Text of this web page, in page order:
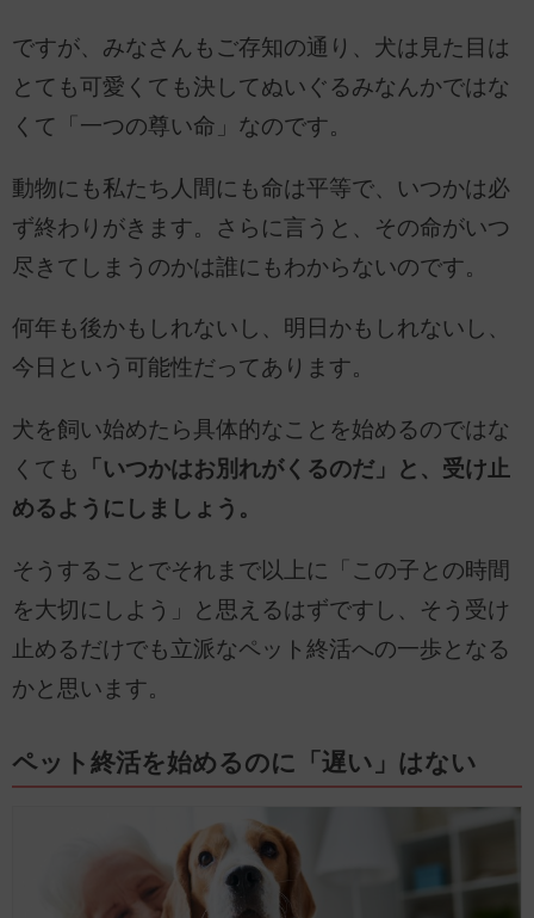
ですが、みなさんもご存知の通り、犬は見た目は
とても可愛くても決してぬいぐるみなんかではな
くて「一つの尊い命」なのです。
動物にも私たち人間にも命は平等で、いつかは必
ず終わりがきます。さらに言うと、その命がいつ
尽きてしまうのかは誰にもわからないのです。
何年も後かもしれないし、明日かもしれないし、
今日という可能性だってあります。
犬を飼い始めたら具体的なことを始めるのではな
くても
「いつかはお別れがくるのだ」と、受け止
めるようにしましょう。
そうすることでそれまで以上に「この子との時間
を大切にしよう」と思えるはずですし、そう受け
止めるだけでも立派なペット終活への一歩となる
かと思います。
ペット終活を始めるのに「遅い」はない